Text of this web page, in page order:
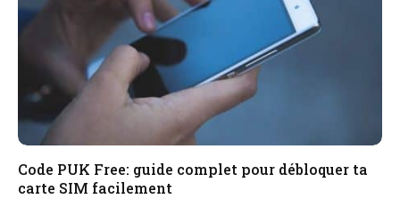
Code PUK Free: guide complet pour débloquer ta
carte SIM facilement